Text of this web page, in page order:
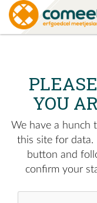
YOU
We have a hunch
this site for data.
button and
confirm your